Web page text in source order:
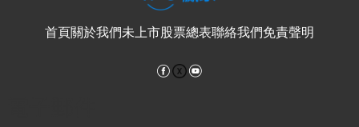
首頁關於我們未上市股票總表聯絡我們免責聲明
Facebook